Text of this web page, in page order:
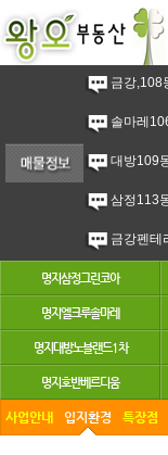
솔마레
대방109
삼정113
금강펜테
명지삼정그린코아
명지엘크루솔마레
명지대방노블랜드1차
명지호반베르디움
사업안내 입지환경 특장점